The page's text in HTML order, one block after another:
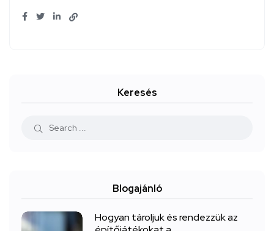
Keresés
Blogajánló
Hogyan tároljuk és rendezzük az